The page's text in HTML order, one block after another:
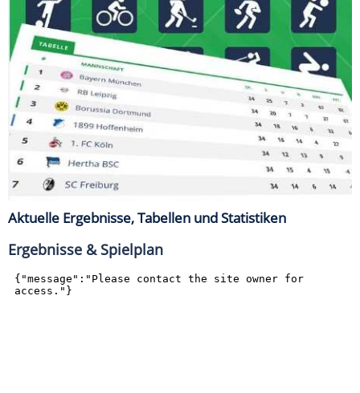
Aktuelle Ergebnisse, Tabellen und Statistiken
Ergebnisse & Spielplan